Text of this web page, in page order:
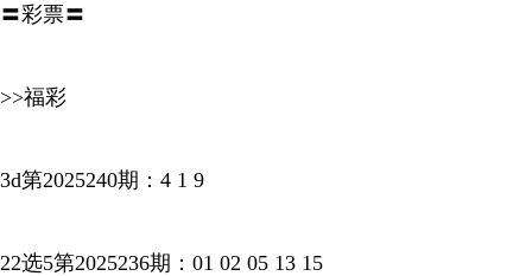
〓彩票〓
>>福彩
3d第2025240期：4 1 9
22选5第2025236期：01 02 05 13 15